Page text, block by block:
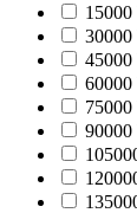
15000
30000
45000
60000
75000
90000